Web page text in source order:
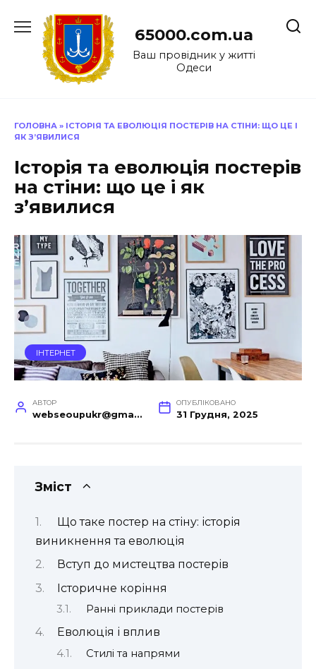
до
65000.com.ua
Ваш провідник у житті
Одеси
ГОЛОВНА » ІСТОРІЯ ТА ЕВОЛЮЦІЯ ПОСТЕРІВ НА СТІНИ: ЩО ЦЕ І
ЯК З’ЯВИЛИСЯ
Історія та еволюція постерів
на стіни: що це і як
з’явилися
ІНТЕРНЕТ
АВТОР
webseoupukr@gmail.com
ОПУБЛІКОВАНО
31 Грудня, 2025
Зміст
Що таке постер на стіну: історія
виникнення та еволюція
Вступ до мистецтва постерів
Історичне коріння
Ранні приклади постерів
Еволюція і вплив
Стилі та напрями